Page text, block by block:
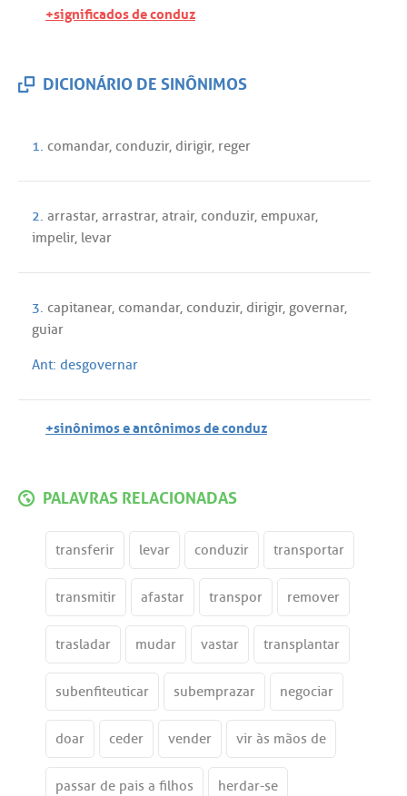
+significados de conduz
DICIONÁRIO DE SINÔNIMOS
1. comandar, conduzir, dirigir, reger
2. arrastar, arrastrar, atrair, conduzir, empuxar,
impelir, levar
3. capitanear, comandar, conduzir, dirigir, governar,
guiar
Ant: desgovernar
+sinônimos e antônimos de conduz
PALAVRAS RELACIONADAS
transferir levar conduzir transportar
transmitir afastar transpor remover
trasladar mudar vastar transplantar
subenfiteuticar subemprazar negociar
doar ceder vender vir às mãos de
passar de pais a filhos herdar-se